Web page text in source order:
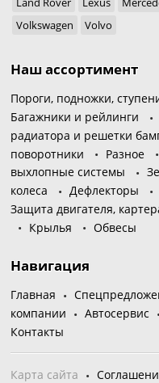
Volkswagen
Volvo
Наш ассортимент
Пороги, подножки,
Багажники и рейлинги
радиатора и решетки
поворотники
Разное
выхлопные системы
колеса
Дефлекторы
Защита двигателя,
Крылья
Обвесы
Навигация
Главная
компании
Автосервис
Контакты
Карта сайта